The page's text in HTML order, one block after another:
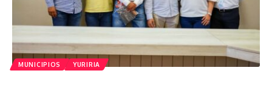
MUNICIPIOS YURIRIA